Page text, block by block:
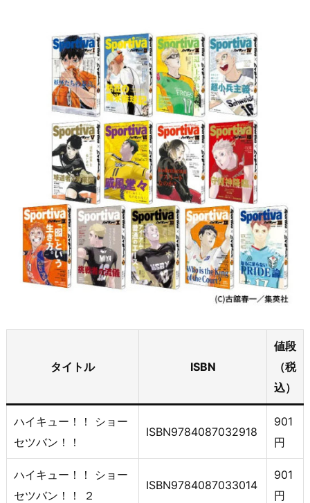
タイトル ISBN
値段
（税
込）
ハイキュー！！ ショー
セツバン！！
ISBN9784087032918
901
円
ハイキュー！！ ショー
セツバン！！ ２
ISBN9784087033014
901
円